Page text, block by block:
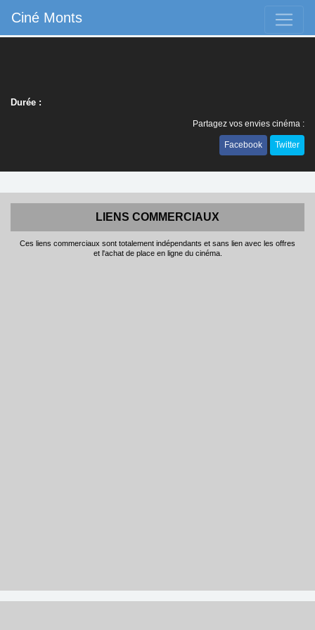
Ciné Monts
Durée :
Partagez vos envies cinéma :
Facebook Twitter
LIENS COMMERCIAUX
Ces liens commerciaux sont totalement indépendants et sans lien avec les offres
et l'achat de place en ligne du cinéma.